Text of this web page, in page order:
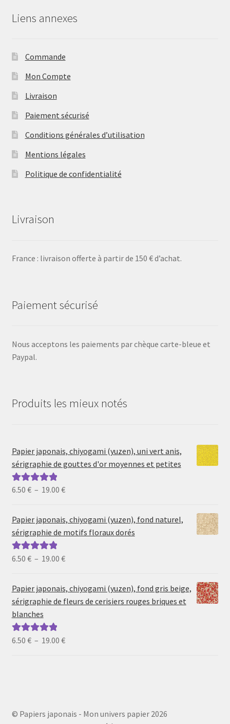
Liens annexes
Commande
Mon Compte
Livraison
Paiement sécurisé
Conditions générales d’utilisation
Mentions légales
Politique de confidentialité
Livraison
France : livraison offerte à partir de 150 € d’achat.
Paiement sécurisé
Nous acceptons les paiements par chèque carte-bleue et
Paypal.
Produits les mieux notés
Papier japonais, chiyogami (yuzen), uni vert anis,
sérigraphie de gouttes d'or moyennes et petites
Note5.00sur
6.50 € – 19.00 €Plage
prix :
6.50 €
19.00 €
Papier japonais, chiyogami (yuzen), fond naturel,
sérigraphie de motifs floraux dorés
Note5.00sur
6.50 € – 19.00 €Plage
prix :
6.50 €
Papier japonais, chiyogami (yuzen), fond gris beige,
sérigraphie de fleurs de cerisiers rouges briques et
blanches
Note5.00sur
6.50 € – 19.00 €Plage
© Papiers japonais - Mon univers papier 2026